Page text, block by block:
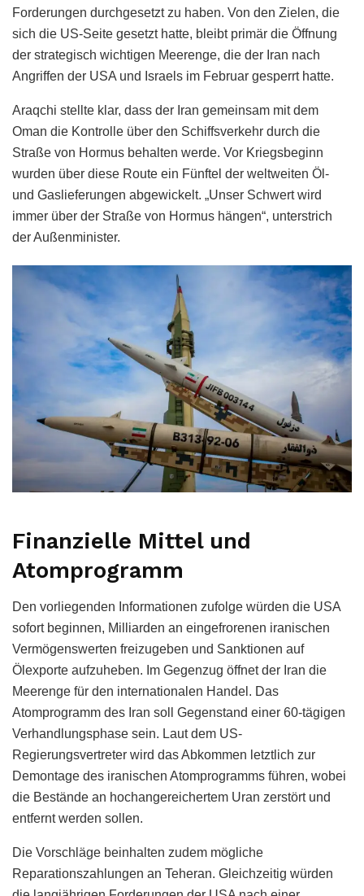
Forderungen durchgesetzt zu haben. Von den Zielen, die
sich die US-Seite gesetzt hatte, bleibt primär die Öffnung
der strategisch wichtigen Meerenge, die der Iran nach
Angriffen der USA und Israels im Februar gesperrt hatte.
Araqchi stellte klar, dass der Iran gemeinsam mit dem
Oman die Kontrolle über den Schiffsverkehr durch die
Straße von Hormus behalten werde. Vor Kriegsbeginn
wurden über diese Route ein Fünftel der weltweiten Öl-
und Gaslieferungen abgewickelt. „Unser Schwert wird
immer über der Straße von Hormus hängen“, unterstrich
der Außenminister.
Finanzielle Mittel und
Atomprogramm
Den vorliegenden Informationen zufolge würden die USA
sofort beginnen, Milliarden an eingefrorenen iranischen
Vermögenswerten freizugeben und Sanktionen auf
Ölexporte aufzuheben. Im Gegenzug öffnet der Iran die
Meerenge für den internationalen Handel. Das
Atomprogramm des Iran soll Gegenstand einer 60-tägigen
Verhandlungsphase sein. Laut dem US-
Regierungsvertreter wird das Abkommen letztlich zur
Demontage des iranischen Atomprogramms führen, wobei
die Bestände an hochangereichertem Uran zerstört und
entfernt werden sollen.
Die Vorschläge beinhalten zudem mögliche
Reparationszahlungen an Teheran. Gleichzeitig würden